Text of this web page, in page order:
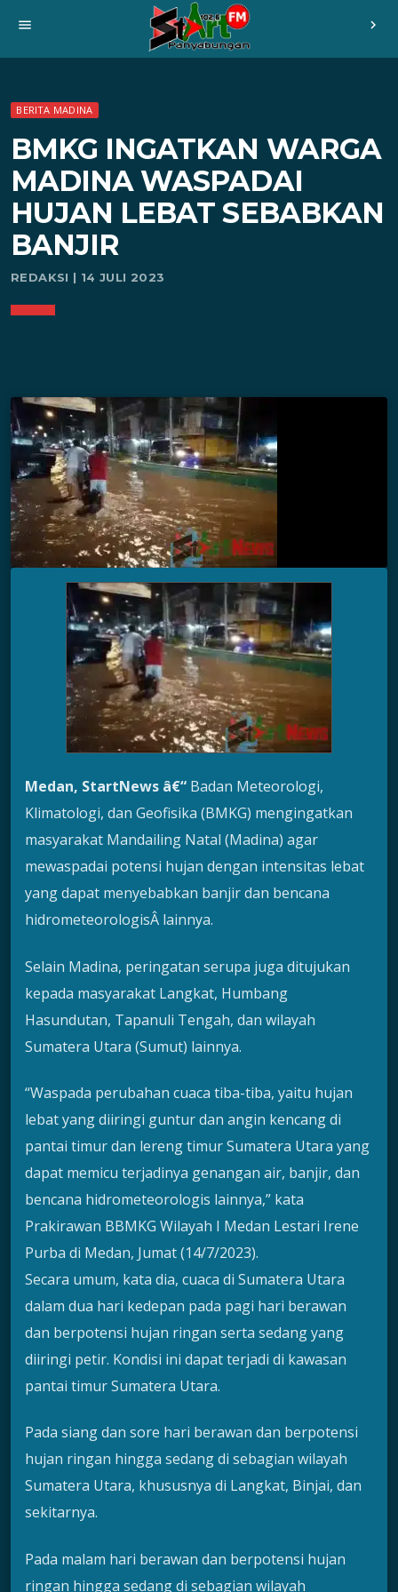
menu chevron_right
BERITA MADINA
BMKG INGATKAN WARGA
MADINA WASPADAI
HUJAN LEBAT SEBABKAN
BANJIR
REDAKSI | 14 JULI 2023
Medan, StartNews â€“ Badan Meteorologi,
Klimatologi, dan Geofisika (BMKG) mengingatkan
masyarakat Mandailing Natal (Madina) agar
mewaspadai potensi hujan dengan intensitas lebat
yang dapat menyebabkan banjir dan bencana
hidrometeorologisÂ lainnya.
Selain Madina, peringatan serupa juga ditujukan
kepada masyarakat Langkat, Humbang
Hasundutan, Tapanuli Tengah, dan wilayah
Sumatera Utara (Sumut) lainnya.
“Waspada perubahan cuaca tiba-tiba, yaitu hujan
lebat yang diiringi guntur dan angin kencang di
pantai timur dan lereng timur Sumatera Utara yang
dapat memicu terjadinya genangan air, banjir, dan
bencana hidrometeorologis lainnya,” kata
Prakirawan BBMKG Wilayah I Medan Lestari Irene
Purba di Medan, Jumat (14/7/2023).
Secara umum, kata dia, cuaca di Sumatera Utara
dalam dua hari kedepan pada pagi hari berawan
dan berpotensi hujan ringan serta sedang yang
diiringi petir. Kondisi ini dapat terjadi di kawasan
pantai timur Sumatera Utara.
Pada siang dan sore hari berawan dan berpotensi
hujan ringan hingga sedang di sebagian wilayah
Sumatera Utara, khususnya di Langkat, Binjai, dan
sekitarnya.
Pada malam hari berawan dan berpotensi hujan
ringan hingga sedang di sebagian wilayah